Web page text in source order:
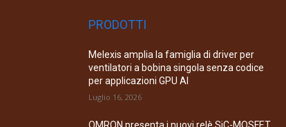
PRODOTTI
Melexis amplia la famiglia di driver per
ventilatori a bobina singola senza codice
per applicazioni GPU AI
Luglio 16, 2026
OMRON presenta i nuovi relè SiC-MOSFET